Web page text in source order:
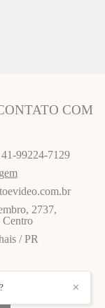
COM
99224-7129
2737,
Centro
/ PR
✕